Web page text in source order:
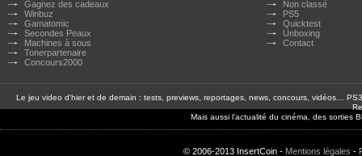
Gagnez des cadeaux
Winbuz
Gamatomic
Secondes Peaux
Machines à sous
Tonerpartenaire
Concours2000
Non classé
PS5
Quicktest
Unboxing
Contact
Le jeu video d'hier et de demain : tests, previews, reportages, news, concours, vidéos…
Mais aussi l'actualité du cinéma, des sorties
© 2006-2013 InsertCoin - Mentions légales -